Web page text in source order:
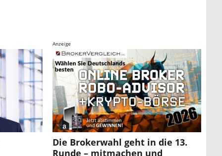
Anzeige
Die Brokerwahl geht in die 13.
Runde – mitmachen und